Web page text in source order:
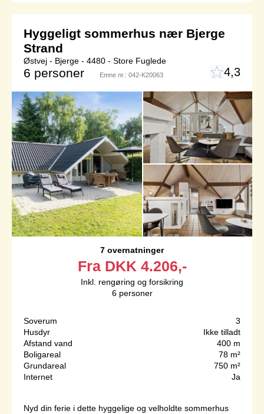
Hyggeligt sommerhus nær Bjerge
Strand
Østvej - Bjerge - 4480 - Store Fuglede
6 personer Emne nr.: 042-K20063 4,3
7 overnatninger
Fra DKK 4.206,-
Inkl. rengøring og forsikring
6 personer
Soverum
3
Husdyr
Ikke tilladt
Afstand vand
400 m
Boligareal
78 m²
Grundareal
750 m²
Internet
Ja
Nyd din ferie i dette hyggelige og velholdte sommerhus